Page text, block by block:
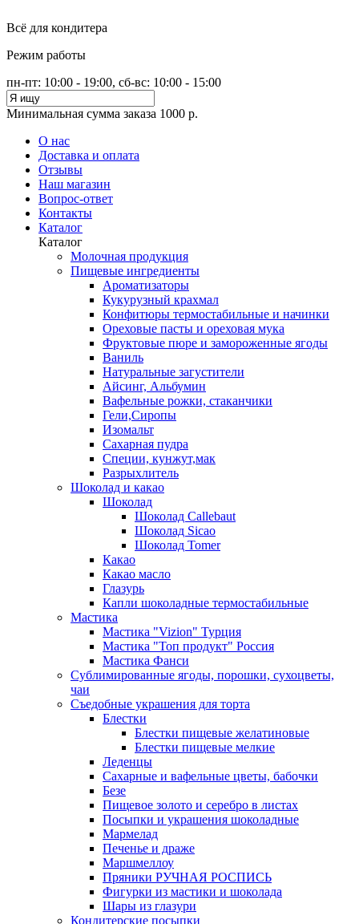
Всё для кондитера
Режим работы
пн-пт: 10:00 - 19:00, сб-вс: 10:00 - 15:00
Минимальная сумма заказа 1000 р.
О нас
Доставка и оплата
Отзывы
Наш магазин
Вопрос-ответ
Контакты
Каталог
Каталог
Молочная продукция
Пищевые ингредиенты
Ароматизаторы
Кукурузный крахмал
Конфитюры термостабильные и начинки
Ореховые пасты и ореховая мука
Фруктовые пюре и замороженные ягоды
Ваниль
Натуральные загустители
Айсинг, Альбумин
Вафельные рожки, стаканчики
Гели,Сиропы
Изомальт
Сахарная пудра
Специи, кунжут,мак
Разрыхлитель
Шоколад и какао
Шоколад
Шоколад Callebaut
Шоколад Sicao
Шоколад Tomer
Какао
Какао масло
Глазурь
Капли шоколадные термостабильные
Мастика
Мастика "Vizion" Турция
Мастика "Топ продукт" Россия
Мастика Фанси
Сублимированные ягоды, порошки, сухоцветы,
чаи
Съедобные украшения для торта
Блестки
Блестки пищевые желатиновые
Блестки пищевые мелкие
Леденцы
Сахарные и вафельные цветы, бабочки
Безе
Пищевое золото и серебро в листах
Посыпки и украшения шоколадные
Мармелад
Печенье и драже
Маршмеллоу
Пряники РУЧНАЯ РОСПИСЬ
Фигурки из мастики и шоколада
Шары из глазури
Кондитерские посыпки